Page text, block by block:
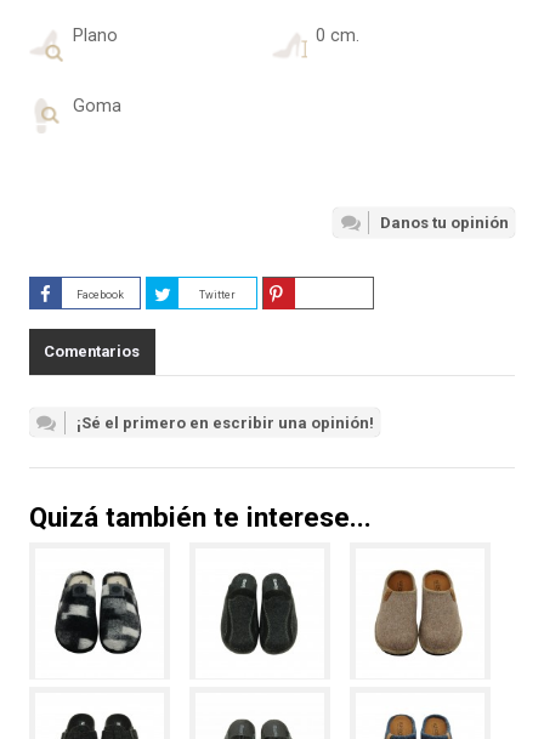
Plano 0 cm.
Goma
Danos tu opinión
Facebook Twitter
Comentarios
¡Sé el primero en escribir una opinión!
Quizá también te interese...